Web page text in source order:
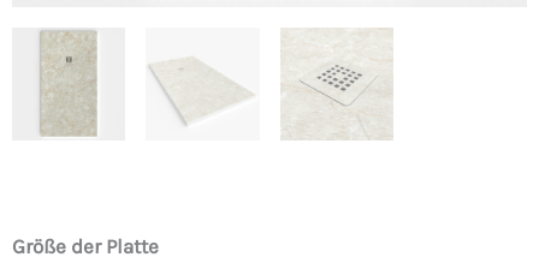
€266
Größe der Platte
Duschwanne